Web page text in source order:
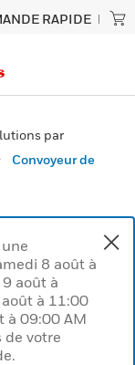
RAPIDE
par
Convoyeur de
8 août à
août à
à 11:00
à 09:00 AM
de votre